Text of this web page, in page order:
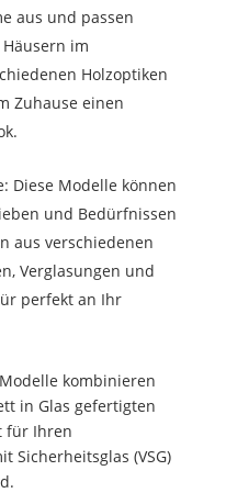
aus und passen
im
Holzoptiken
Zuhause einen
Diese Modelle können
und Bedürfnissen
aus verschiedenen
Verglasungen und
perfekt an Ihr
kombinieren
in Glas gefertigten
für Ihren
Sicherheitsglas (VSG)